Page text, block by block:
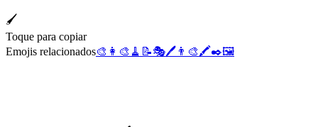
🖌️
Toque para copiar
Emojis relacionados🎨 👩‍🎨 🧹 📝🎭🖊️ 👨‍🎨 🖍️✒️🖼️